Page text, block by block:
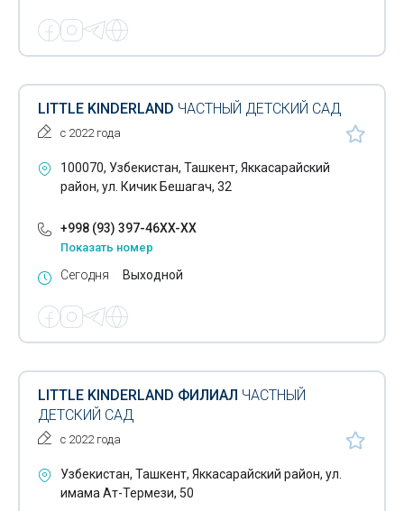
LITTLE KINDERLAND ЧАСТНЫЙ ДЕТСКИЙ САД
с 2022 года
100070, Узбекистан, Ташкент, Яккасарайский
район, ул. Кичик Бешагач, 32
+998 (93) 397-46XX-XX
Показать номер
Сегодня Выходной
LITTLE KINDERLAND ФИЛИАЛ ЧАСТНЫЙ
ДЕТСКИЙ САД
с 2022 года
Узбекистан, Ташкент, Яккасарайский район, ул.
имама Ат-Термези, 50